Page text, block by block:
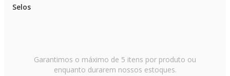
Selos
Garantimos o máximo de 5 itens por produto ou
enquanto durarem nossos estoques.